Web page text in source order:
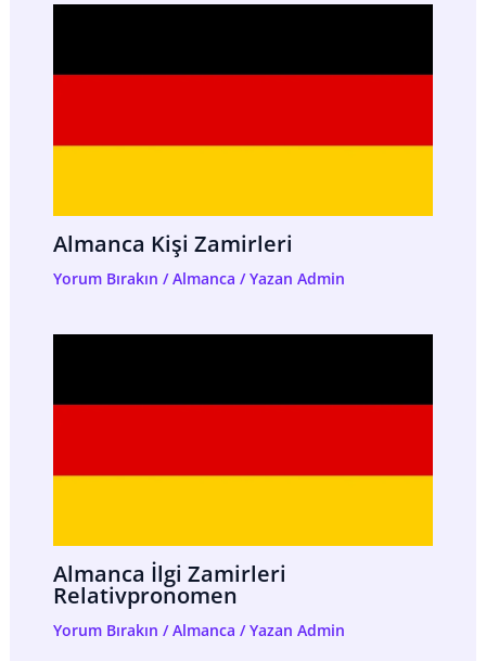
Almanca Kişi Zamirleri
Yorum Bırakın /Almanca / Yazan Admin
Almanca İlgi Zamirleri
Relativpronomen
Yorum Bırakın /Almanca / Yazan Admin